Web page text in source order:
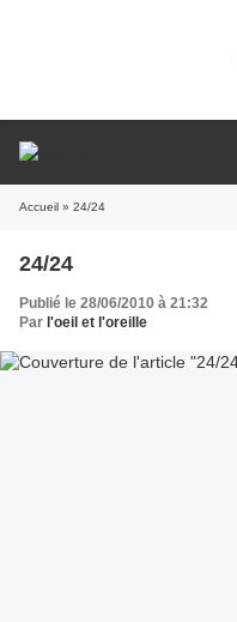
Accueil » 24/24
24/24
Publié le 28/06/2010 à 21:32
Par l'oeil et l'oreille